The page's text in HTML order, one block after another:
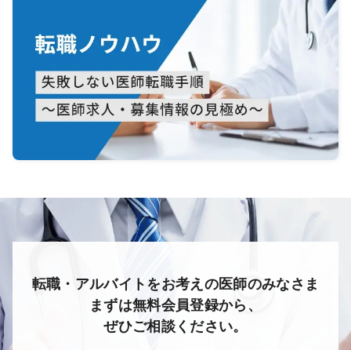
転職・アルバイトをお考えの医師のみなさま
まずは無料会員登録から、
ぜひご相談ください。